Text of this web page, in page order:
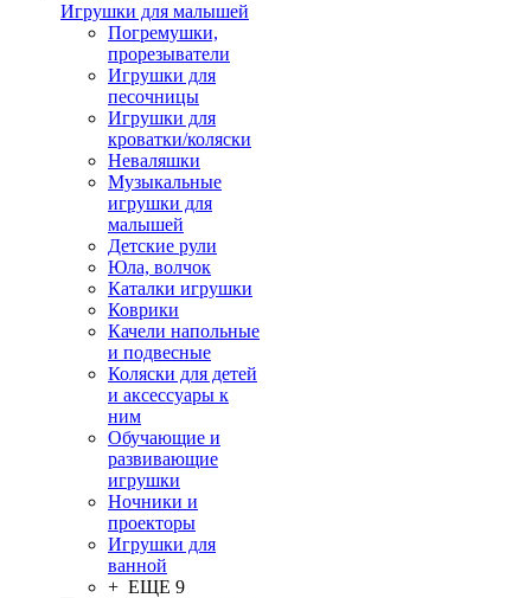
Игрушки для малышей
Погремушки,
прорезыватели
Игрушки для
песочницы
Игрушки для
кроватки/коляски
Неваляшки
Музыкальные
игрушки для
малышей
Детские рули
Юла, волчок
Каталки игрушки
Коврики
Качели напольные
и подвесные
Коляски для детей
и аксессуары к
ним
Обучающие и
развивающие
игрушки
Ночники и
проекторы
Игрушки для
ванной
+ ЕЩЕ 9